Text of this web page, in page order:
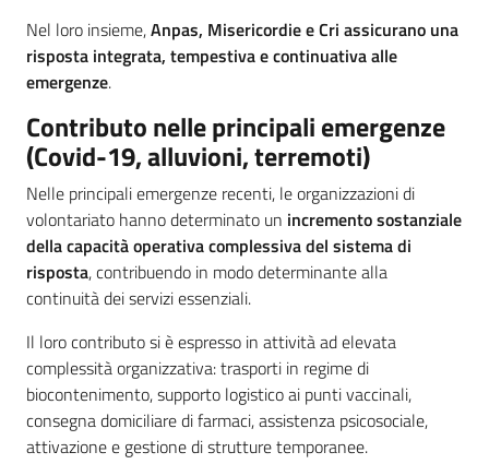
Nel loro insieme,Anpas, Misericordie e Cri assicurano una
risposta integrata, tempestiva e continuativa alle
emergenze.
Contributo nelle principali emergenze
(Covid-19, alluvioni, terremoti)
Nelle principali emergenze recenti, le organizzazioni di
volontariato hanno determinato un incremento sostanziale
della capacità operativa complessiva del sistema di
risposta, contribuendo in modo determinante alla
continuità dei servizi essenziali.
Il loro contributo si è espresso in attività ad elevata
complessità organizzativa: trasporti in regime di
biocontenimento, supporto logistico ai punti vaccinali,
consegna domiciliare di farmaci, assistenza psicosociale,
attivazione e gestione di strutture temporanee.